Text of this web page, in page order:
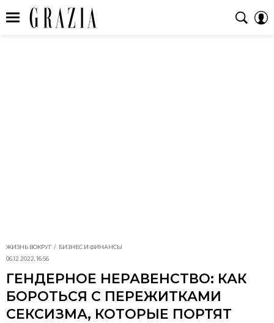
ЖИЗНЬ ВОКРУГ
БИЗНЕС И ФИНАНСЫ
06.12.2022, 16:56
ГЕНДЕРНОЕ НЕРАВЕНСТВО: КАК
БОРОТЬСЯ С ПЕРЕЖИТКАМИ
СЕКСИЗМА, КОТОРЫЕ ПОРТЯТ